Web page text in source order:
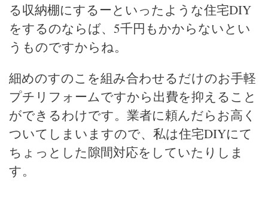
る収納棚にするーといったような住宅DIY
をするのならば、5千円もかからないとい
うものですからね。
細めのすのこを組み合わせるだけのお手軽
プチリフォームですから出費を抑えること
ができるわけです。業者に頼んだらお高く
ついてしまいますので、私は住宅DIYにて
ちょっとした隙間対応をしていたりしま
す。